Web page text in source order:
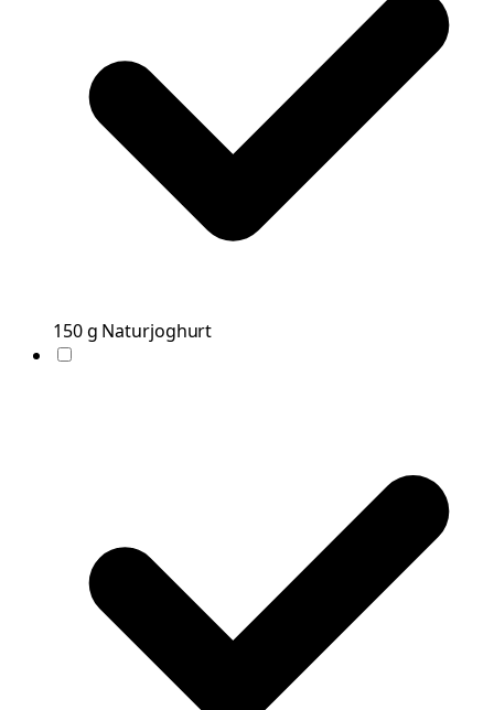
150g Naturjoghurt